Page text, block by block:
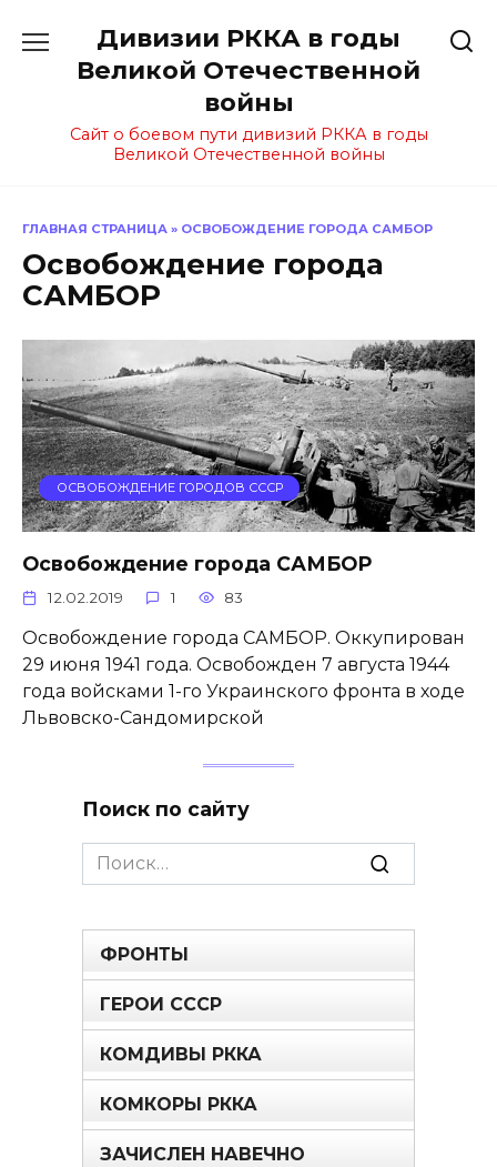
содержанию
Дивизии РККА в годы
Великой Отечественной
войны
Сайт о боевом пути дивизий РККА в годы
Великой Отечественной войны
ГЛАВНАЯ СТРАНИЦА » ОСВОБОЖДЕНИЕ ГОРОДА САМБОР
Освобождение города
САМБОР
ОСВОБОЖДЕНИЕ ГОРОДОВ СССР
Освобождение города САМБОР
12.02.2019 1 83
Освобождение города САМБОР. Оккупирован
29 июня 1941 года. Освобожден 7 августа 1944
года войсками 1-го Украинского фронта в ходе
Львовско-Сандомирской
Поиск по сайту
Search
for:
ФРОНТЫ
ГЕРОИ СССР
КОМДИВЫ РККА
КОМКОРЫ РККА
ЗАЧИСЛЕН НАВЕЧНО